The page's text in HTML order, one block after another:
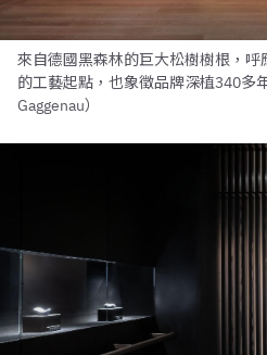
來自德國黑森林的巨大松樹樹根，呼
的工藝起點，也象徵品牌深植340多
Gaggenau）